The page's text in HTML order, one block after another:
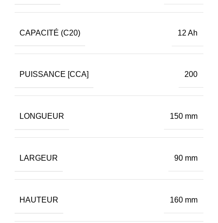
CAPACITÉ (C20) 12 Ah
PUISSANCE [CCA] 200
LONGUEUR 150 mm
LARGEUR 90 mm
HAUTEUR 160 mm